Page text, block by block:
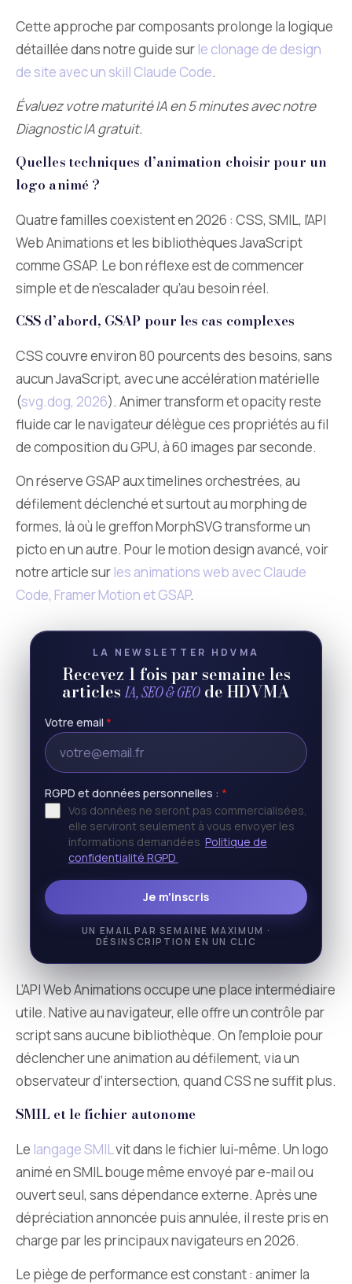
Cette approche par composants prolonge la logique
détaillée dans notre guide sur le clonage de design
de site avec un skill Claude Code.
Évaluez votre maturité IA en 5 minutes avec notre
Diagnostic IA gratuit.
Quelles techniques d’animation choisir pour un
logo animé ?
Quatre familles coexistent en 2026 : CSS, SMIL, l’API
Web Animations et les bibliothèques JavaScript
comme GSAP. Le bon réflexe est de commencer
simple et de n’escalader qu’au besoin réel.
CSS d’abord, GSAP pour les cas complexes
CSS couvre environ 80 pourcents des besoins, sans
aucun JavaScript, avec une accélération matérielle
(svg.dog, 2026). Animer transform et opacity reste
fluide car le navigateur délègue ces propriétés au fil
de composition du GPU, à 60 images par seconde.
On réserve GSAP aux timelines orchestrées, au
défilement déclenché et surtout au morphing de
formes, là où le greffon MorphSVG transforme un
picto en un autre. Pour le motion design avancé, voir
notre article sur les animations web avec Claude
Code, Framer Motion et GSAP.
LA NEWSLETTER HDVMA
Recevez 1 fois par semaine les
articlesIA, SEO & GEO de HDVMA
Votre email *
RGPD et données personnelles : *
Vos données ne seront pas commercialisées,
elle serviront seulement à vous envoyer les
informations demandées Politique de
confidentialité RGPD
Je m'inscris
UN EMAIL PAR SEMAINE MAXIMUM ·
DÉSINSCRIPTION EN UN CLIC
L’API Web Animations occupe une place intermédiaire
utile. Native au navigateur, elle offre un contrôle par
script sans aucune bibliothèque. On l’emploie pour
déclencher une animation au défilement, via un
observateur d’intersection, quand CSS ne suffit plus.
SMIL et le fichier autonome
Le langage SMILvit dans le fichier lui-même. Un logo
animé en SMIL bouge même envoyé par e-mail ou
ouvert seul, sans dépendance externe. Après une
dépréciation annoncée puis annulée, il reste pris en
charge par les principaux navigateurs en 2026.
Le piège de performance est constant : animer la